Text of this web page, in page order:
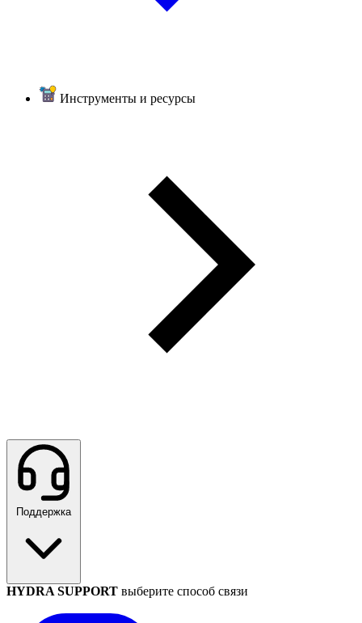
Инструменты и ресурсы
Поддержка
HYDRA SUPPORT выберите способ связи